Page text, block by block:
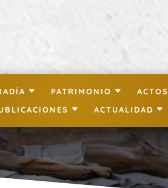
PATRIMONIO ACTOS
ACTUALIDAD